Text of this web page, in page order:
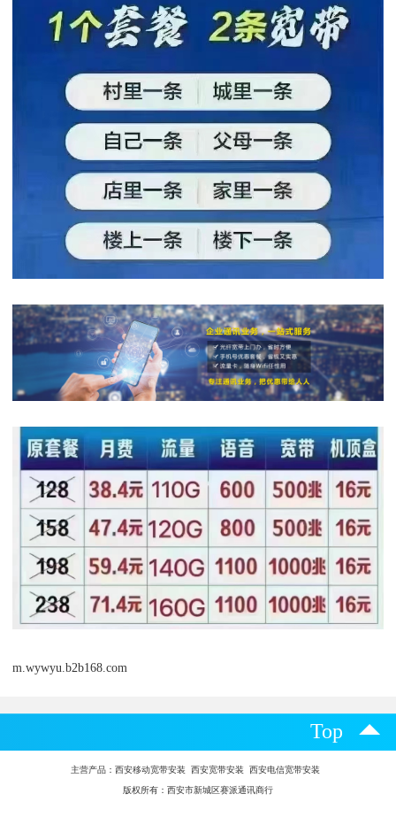
m.wywyu.b2b168.com
Top
主营产品： 西安移动宽带安装 西安宽带安装 西安电信宽带安装
版权所有：西安市新城区赛派通讯商行